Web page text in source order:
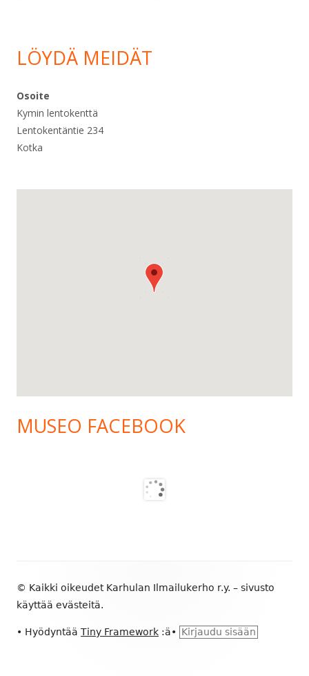
LÖYDÄ MEIDÄT
Osoite
Kymin lentokenttä
Lentokentäntie 234
Kotka
MUSEO FACEBOOK
sisältö
© Kaikki oikeudet Karhulan Ilmailukerho r.y. – sivusto
käyttää evästeitä.
• Hyödyntää Tiny Framework :ä• Kirjaudu sisään